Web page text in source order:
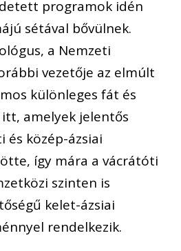
programok idén
sétával bővülnek.
a Nemzeti
vezetője az elmúlt
különleges fát és
amelyek jelentős
és közép-ázsiai
így mára a vácrátóti
szinten is
kelet-ázsiai
rendelkezik.